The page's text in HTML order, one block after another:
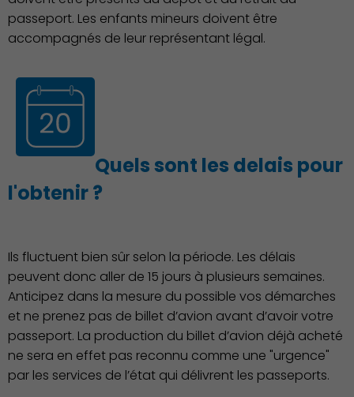
passeport. Les enfants mineurs doivent être
accompagnés de leur représentant légal.
Quels sont les delais pour
l'obtenir ?
Ils fluctuent bien sûr selon la période. Les délais
peuvent donc aller de 15 jours à plusieurs semaines.
Anticipez dans la mesure du possible vos démarches
et ne prenez pas de billet d’avion avant d’avoir votre
passeport. La production du billet d’avion déjà acheté
ne sera en effet pas reconnu comme une "urgence"
par les services de l’état qui délivrent les passeports.